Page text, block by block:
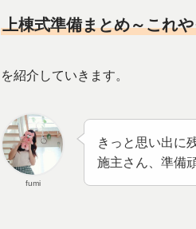
上棟式準備まとめ～これ
を紹介していきます。
fumi
きっと思い出に
施主さん、準備